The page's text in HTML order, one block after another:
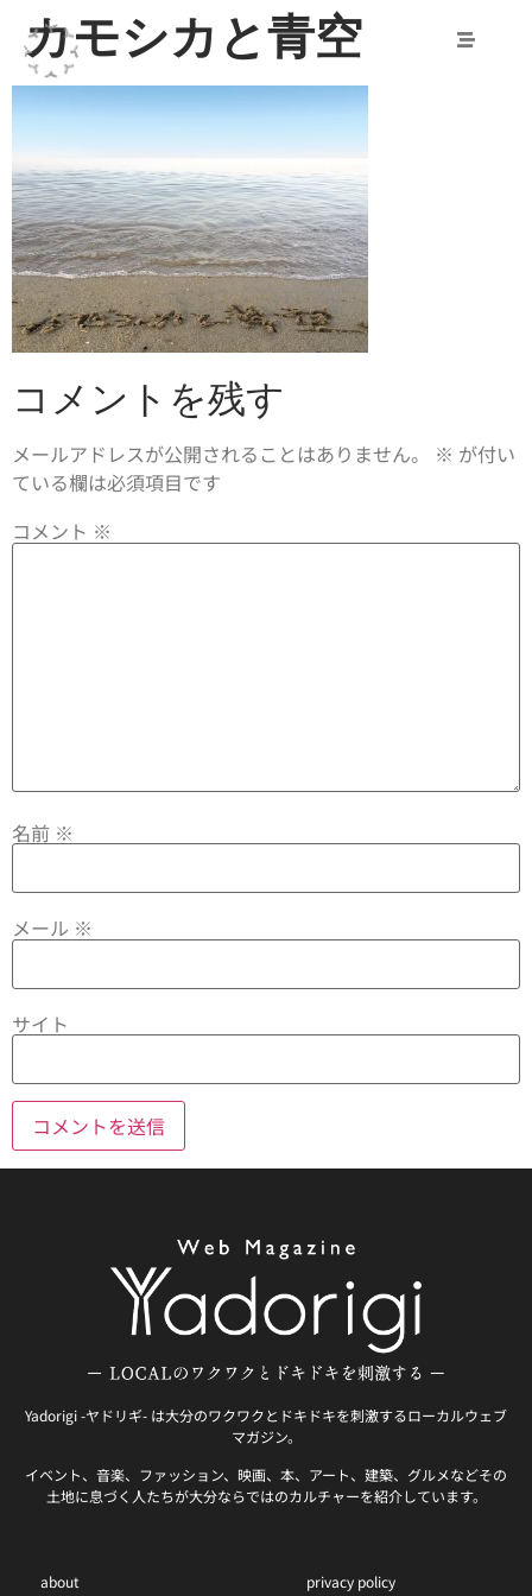
カモシカと青空
コメントを残す
メールアドレスが公開されることはありません。 ※ が付い
ている欄は必須項目です
コメント ※
名前 ※
メール ※
サイト
Yadorigi -ヤドリギ- は大分のワクワクとドキドキを刺激するローカルウェブ
マガジン。
イベント、音楽、ファッション、映画、本、アート、建築、グルメなどその
土地に息づく人たちが大分ならではのカルチャーを紹介しています。
about privacy policy